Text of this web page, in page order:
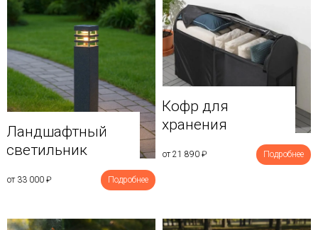
Ландшафтный
светильник
от 33 000 ₽ Подробнее
Кофр для
хранения
от 21 890 ₽ Подробнее